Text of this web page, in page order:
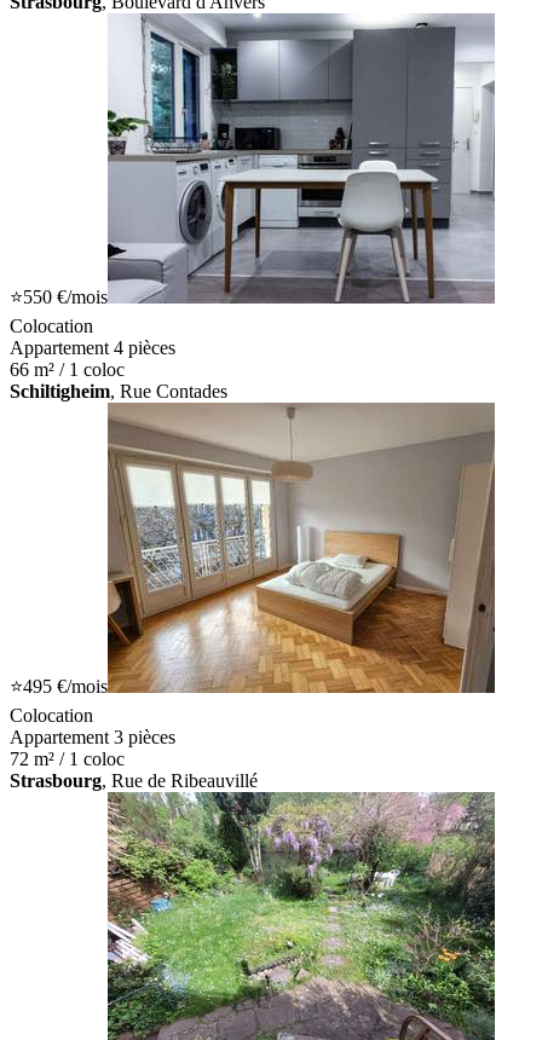
⭐550 €/mois
Colocation
Appartement 4 pièces
66 m² / 1 coloc
Schiltigheim, Rue Contades
⭐495 €/mois
Colocation
Appartement 3 pièces
72 m² / 1 coloc
Strasbourg, Rue de Ribeauvillé